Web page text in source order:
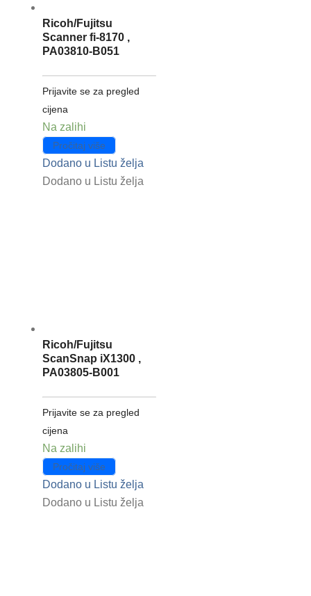
Ricoh/Fujitsu
Scanner fi-8170 ,
PA03810-B051
Prijavite se za pregled
cijena
Na zalihi
Pročitaj više
Dodano u Listu želja
Dodano u Listu želja
Ricoh/Fujitsu
ScanSnap iX1300 ,
PA03805-B001
Prijavite se za pregled
cijena
Na zalihi
Pročitaj više
Dodano u Listu želja
Dodano u Listu želja